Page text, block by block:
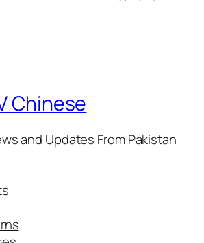
Chinese
and Updates From Pakistan